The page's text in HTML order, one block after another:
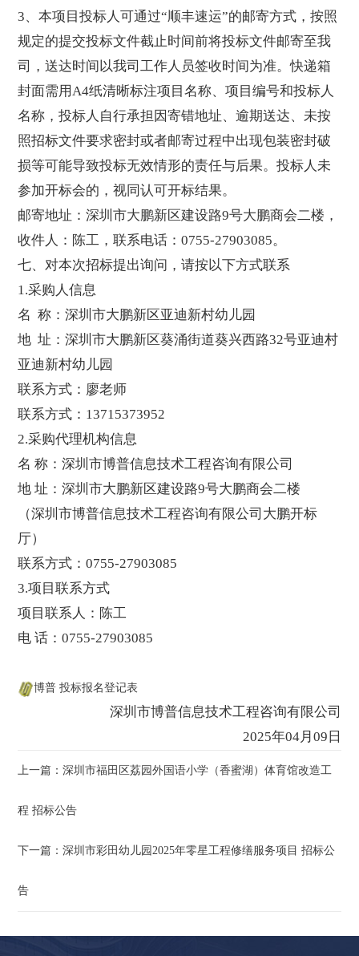
3、本项目投标人可通过“顺丰速运”的邮寄方式，按照
规定的提交投标文件截止时间前将投标文件邮寄至我
司，送达时间以我司工作人员签收时间为准。快递箱
封面需用A4纸清晰标注项目名称、项目编号和投标人
名称，投标人自行承担因寄错地址、逾期送达、未按
照招标文件要求密封或者邮寄过程中出现包装密封破
损等可能导致投标无效情形的责任与后果。投标人未
参加开标会的，视同认可开标结果。
邮寄地址：深圳市大鹏新区建设路9号大鹏商会二楼，
收件人：陈工，联系电话：0755-27903085。
七、对本次招标提出询问，请按以下方式联系
1.采购人信息
名 称：深圳市大鹏新区亚迪新村幼儿园
地 址：深圳市大鹏新区葵涌街道葵兴西路32号亚迪村
亚迪新村幼儿园
联系方式：廖老师
联系方式：13715373952
2.采购代理机构信息
名 称：深圳市博普信息技术工程咨询有限公司
地 址：深圳市大鹏新区建设路9号大鹏商会二楼
（深圳市博普信息技术工程咨询有限公司大鹏开标
厅）
联系方式：0755-27903085
3.项目联系方式
项目联系人：陈工
电 话：0755-27903085
博普 投标报名登记表
深圳市博普信息技术工程咨询有限公司
2025年04月09日
上一篇：深圳市福田区荔园外国语小学（香蜜湖）体育馆改造工
程 招标公告
下一篇：深圳市彩田幼儿园2025年零星工程修缮服务项目 招标公
告